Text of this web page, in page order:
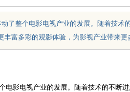
了整个电影电视产业的发展。随着技术
富多彩的观影体验，为影视产业带来更
电影电视产业的发展。随着技术的不断